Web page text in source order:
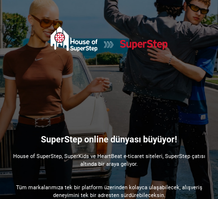
SuperStep online dünyası büyüyor!
House of SuperStep, SuperKids ve HeartBeat e-ticaret siteleri, SuperStep çatısı
altında bir araya geliyor.
Tüm markalarımıza tek bir platform üzerinden kolayca ulaşabilecek, alışveriş
deneyimini tek bir adresten sürdürebileceksin.